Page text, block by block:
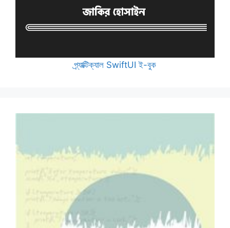
প্র্যাক্টিক্যাল SwiftUI ই-বুক